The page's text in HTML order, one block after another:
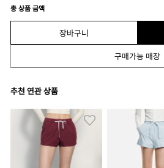
총 상품 금액
장바구니
구매가능 매장
추천 연관 상품